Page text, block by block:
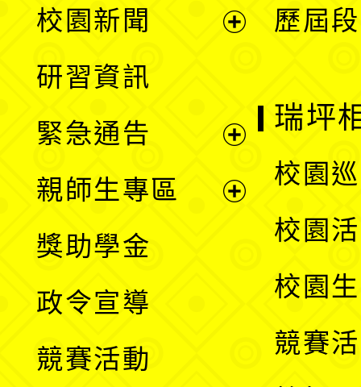
單
校園新聞
選
單
研習資訊
緊急通告
親師生專區
獎助學金
政令宣導
競賽活動
歷屆
瑞坪
校園
校園
校園
競賽